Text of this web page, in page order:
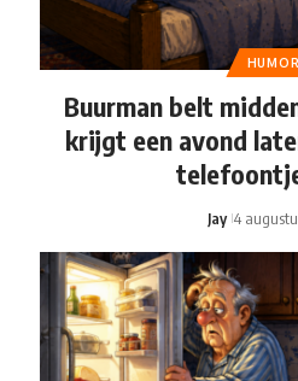
HUMOR
Buurman belt
krijgt een avond
Jay 4